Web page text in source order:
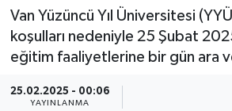
Van Yüzüncü Yıl Üniversitesi
koşulları nedeniyle 25 Şubat
eğitim faaliyetlerine bir gün ara
25.02.2025 - 00:06
YAYINLANMA
Etkinlikler
Köşe Yazıları
Hakkımda
Tüm Manşetler
Son Dakika Haberleri
Haber Arşivi